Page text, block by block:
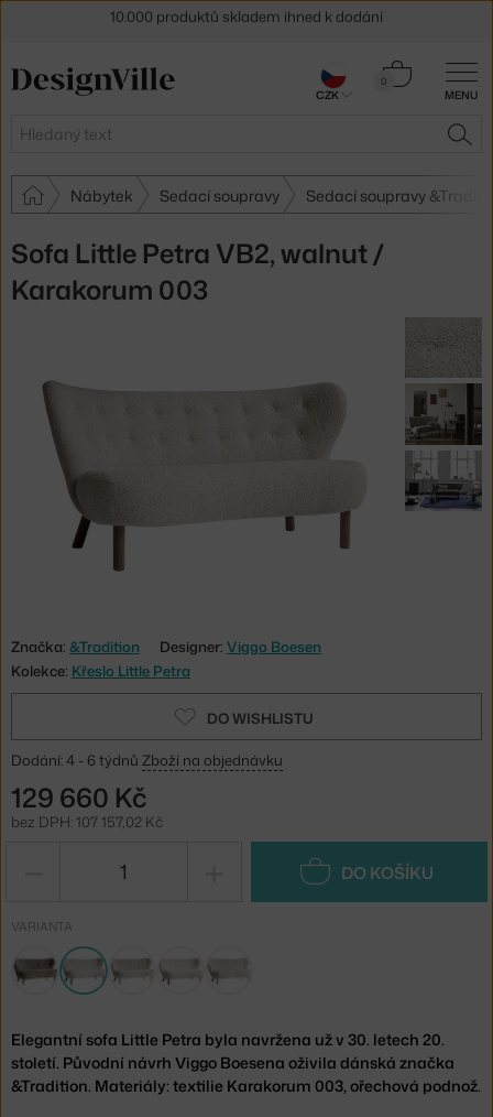
MENU
Hledat
0
Košík
Nábytek Sedací soupravy Sedací soupravy
Sofa Little Petra VB2, walnut /
Karakorum 003
Značka: &Tradition Designer: Viggo Boesen
Kolekce: Křeslo Little Petra
DO WISHLISTU
Dodání: 4 - 6 týdnů Zboží na objednávku
129 660 Kč
bez DPH: 107 157,02 Kč
DO KOŠÍKU
VARIANTA
Elegantní sofa Little Petra byla navržena už v 30. letech 20.
století. Původní návrh Viggo Boesena oživila dánská značka
&Tradition. Materiály: textilie Karakorum 003, ořechová podnož.
30 dní na vrácení zboží
CZK